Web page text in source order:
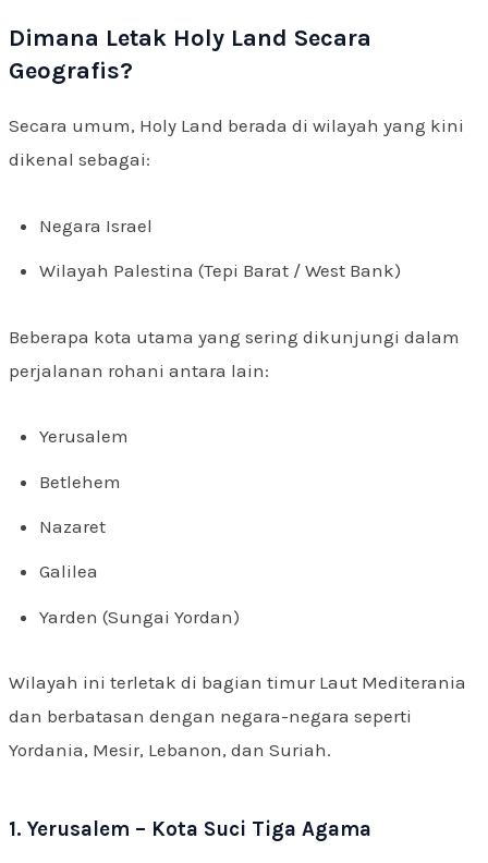
Dimana Letak Holy Land Secara
Geografis?
Secara umum, Holy Land berada di wilayah yang kini
dikenal sebagai:
Negara Israel
Wilayah Palestina (Tepi Barat / West Bank)
Beberapa kota utama yang sering dikunjungi dalam
perjalanan rohani antara lain:
Yerusalem
Betlehem
Nazaret
Galilea
Yarden (Sungai Yordan)
Wilayah ini terletak di bagian timur Laut Mediterania
dan berbatasan dengan negara-negara seperti
Yordania, Mesir, Lebanon, dan Suriah.
1. Yerusalem – Kota Suci Tiga Agama